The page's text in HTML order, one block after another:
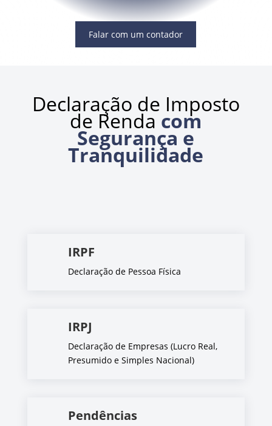
Falar com um contador
Declaração de Imposto
de Renda com
Segurança e
Tranquilidade
IRPF
Declaração de Pessoa Física
IRPJ
Declaração de Empresas (Lucro Real,
Presumido e Simples Nacional)
Pendências